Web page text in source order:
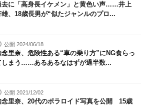
去に「高身長イケメン」と黄色い声……井上
雄、18歳長男が“似たジャンルのプロ...
公開 2024/06/18
念里奈、危険性ある“車の乗り方”にNG食らっ
しまう……あるあるなはずが過半数...
公開 2021/12/02
念里奈、20代のポラロイド写真を公開 15歳